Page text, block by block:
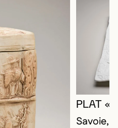
PLAT «
Savoie,